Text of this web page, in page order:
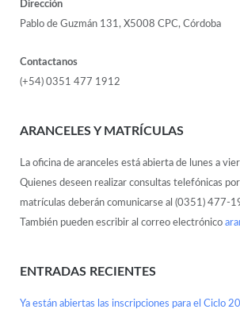
Dirección
Pablo de Guzmán 131, X5008 CPC, Córdoba
Contactanos
(+54) 0351 477 1912
ARANCELES Y MATRÍCULAS
La oficina de aranceles está abierta de lunes a
Quienes deseen realizar consultas telefónicas
matrículas deberán comunicarse al (0351) 477-
También pueden escribir al correo electrónico
ENTRADAS RECIENTES
Ya están abiertas las inscripciones para el Ciclo